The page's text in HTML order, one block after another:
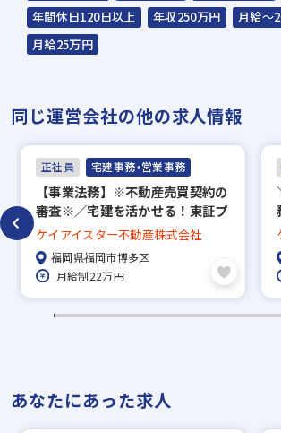
年間休日120日以上
年収250万円
月給～
月給25万円
同じ運営会社の他の求人情報
正社員 宅建事務・営業事務
【事業法務】※不動産売買契約の
審査※／宅建を活かせる！東証プ
ライム市場上場企業／年間休日
115日／福利厚生充実◎
ケイアイスター不動産株式会社
福岡県福岡市博多区
月給制22万円
あなたにあった求人